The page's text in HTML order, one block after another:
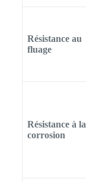
Résistance au
fluage
Résistance à la
corrosion